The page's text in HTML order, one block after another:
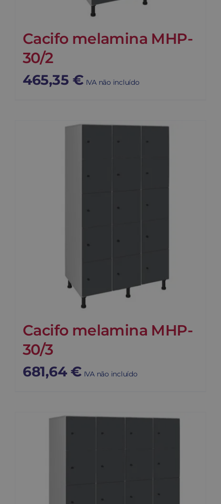
Cacifo melamina MHP-
30/2
465,35 € IVA não incluído
Cacifo melamina MHP-
30/3
681,64 € IVA não incluído